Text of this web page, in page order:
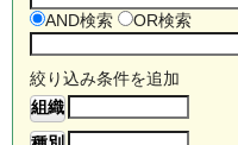
AND検索 OR検索
絞り込み条件を追加